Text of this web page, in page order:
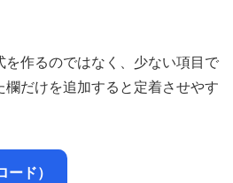
作るのではなく、少ない項目で
だけを追加すると定着させやす
ド）